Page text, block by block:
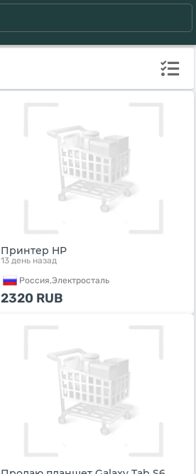
Принтер HP
13 день назад
Россия,Электросталь
2320 RUB